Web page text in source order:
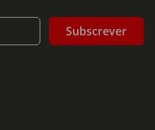
Subscrever